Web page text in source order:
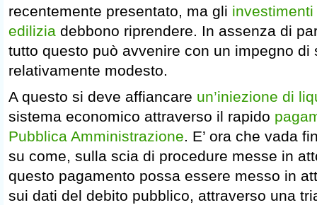
recentemente presentato, ma gli
edilizia debbono riprendere. In assenza di
tutto questo può avvenire con un impegno di
relativamente modesto.
A questo si deve affiancare un’iniezione di
sistema economico attraverso il rapido
Pubblica Amministrazione. E’ ora che vada
su come, sulla scia di procedure messe in
questo pagamento possa essere messo in
sui dati del debito pubblico, attraverso una